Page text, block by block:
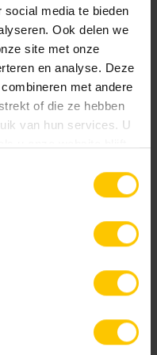
media te bieden
Ook delen we
site met onze
en analyse. Deze
met andere
of die ze hebben
van hun services. U
Edel Geel
Edel Groen
NL-BSB-certificaat vooraf vervaardigde elementen van beton